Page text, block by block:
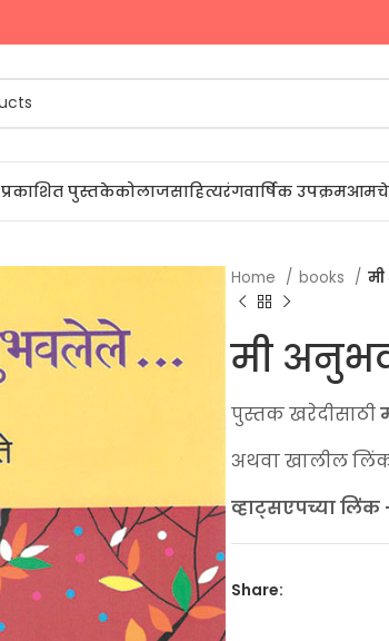
प्रकाशित पुस्तकेकोलाजसाहित्यरंगवार्षिक उपक्रमआमचे
Home books
मी
पुस्तक खरेदीसाठी
अथवा खालील
व्हाट्सएपच्या लिंक
Share: